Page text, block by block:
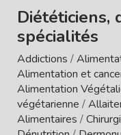
Diététiciens,
spécialités
Addictions /
Alimentation et
Alimentation
végétarienne /
Alimentaires /